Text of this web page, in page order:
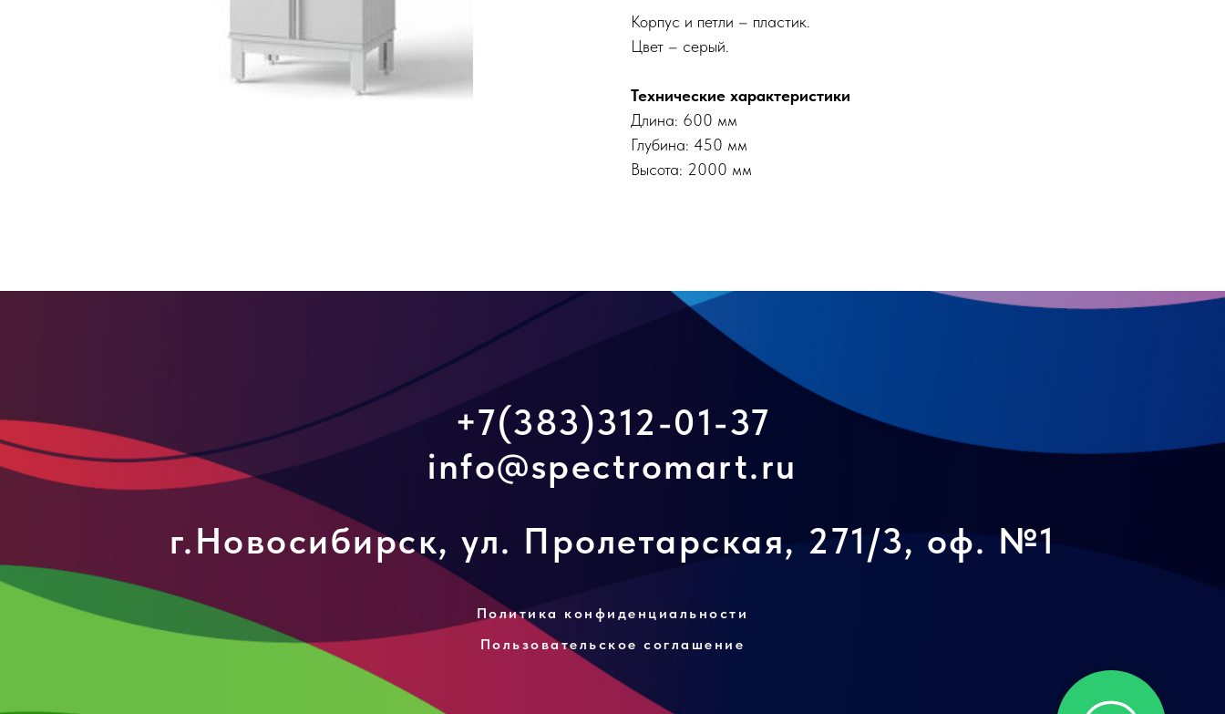
Корпус и петли – пластик.
Цвет – серый.
Технические характеристики
Длина: 600 мм
Глубина: 450 мм
Высота: 2000 мм
+7(383)312-01-37
info@spectromart.ru
г.Новосибирск, ул. Пролетарская, 271/3, оф. №1
Политика конфиденциальности
Пользовательское соглашение